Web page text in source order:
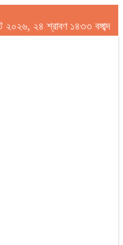
২৪ শ্রাবণ ১৪৩৩ বঙ্গাব্দ